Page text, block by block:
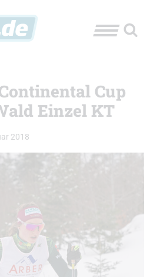
Cup
Einzel KT
2018